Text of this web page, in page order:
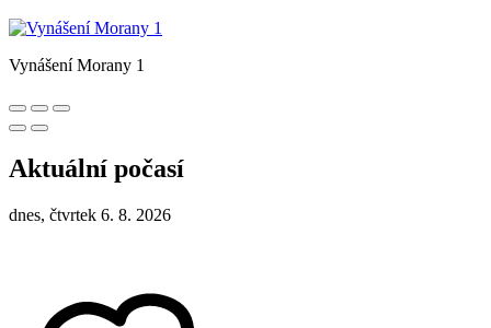
Vynášení Morany 1
Aktuální počasí
dnes, čtvrtek 6. 8. 2026